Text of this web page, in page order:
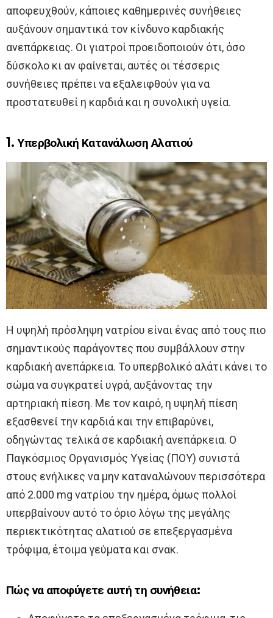
αποφευχθούν, κάποιες καθημερινές συνήθειες
αυξάνουν σημαντικά τον κίνδυνο καρδιακής
ανεπάρκειας. Οι γιατροί προειδοποιούν ότι, όσο
δύσκολο κι αν φαίνεται, αυτές οι τέσσερις
συνήθειες πρέπει να εξαλειφθούν για να
προστατευθεί η καρδιά και η συνολική υγεία.
1. Υπερβολική Κατανάλωση Αλατιού
Η υψηλή πρόσληψη νατρίου είναι ένας από τους πιο
σημαντικούς παράγοντες που συμβάλλουν στην
καρδιακή ανεπάρκεια. Το υπερβολικό αλάτι κάνει το
σώμα να συγκρατεί υγρά, αυξάνοντας την
αρτηριακή πίεση. Με τον καιρό, η υψηλή πίεση
εξασθενεί την καρδιά και την επιβαρύνει,
οδηγώντας τελικά σε καρδιακή ανεπάρκεια. Ο
Παγκόσμιος Οργανισμός Υγείας (ΠΟΥ) συνιστά
στους ενήλικες να μην καταναλώνουν περισσότερα
από 2.000 mg νατρίου την ημέρα, όμως πολλοί
υπερβαίνουν αυτό το όριο λόγω της μεγάλης
περιεκτικότητας αλατιού σε επεξεργασμένα
τρόφιμα, έτοιμα γεύματα και σνακ.
Πώς να αποφύγετε αυτή τη συνήθεια: